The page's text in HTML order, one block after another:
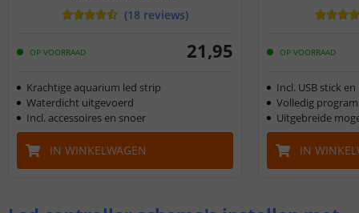
(18 reviews)
OP VOORRAAD 21,95
Krachtige aquarium led strip
Waterdicht uitgevoerd
Incl. accessoires en snoer
IN WINKELWAGEN
OP VOORRAAD
Incl. USB stick
Volledig
Uitgebreide
IN